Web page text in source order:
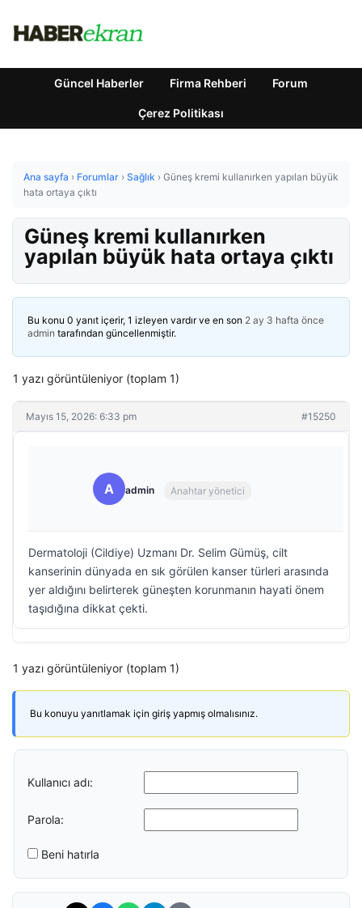
Güncel Haberler Firma Rehberi Forum
Çerez Politikası
Ana sayfa › Forumlar › Sağlık › Güneş kremi kullanırken yapılan büyük
hata ortaya çıktı
Güneş kremi kullanırken
yapılan büyük hata ortaya çıktı
Bu konu 0 yanıt içerir, 1 izleyen vardır ve en son 2 ay 3 hafta önce
admin tarafından güncellenmiştir.
1 yazı görüntüleniyor (toplam 1)
Mayıs 15, 2026: 6:33 pm #15250
A admin Anahtar yönetici
Dermatoloji (Cildiye) Uzmanı Dr. Selim Gümüş, cilt
kanserinin dünyada en sık görülen kanser türleri arasında
yer aldığını belirterek güneşten korunmanın hayati önem
taşıdığına dikkat çekti.
1 yazı görüntüleniyor (toplam 1)
Bu konuyu yanıtlamak için giriş yapmış olmalısınız.
Kullanıcı adı:
Parola:
Beni hatırla